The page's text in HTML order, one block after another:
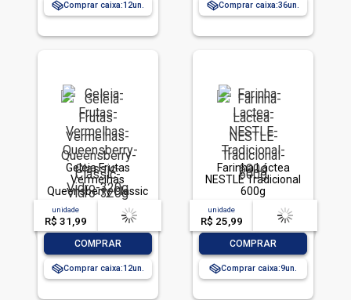
Comprar caixa:12 Comprar caixa:36
Geleia Frutas
Vermelhas
Queensberry Classic
Vidro 320g
unidade
R$ 31,99
acima de
-- --,--un.
COMPRAR
Comprar caixa:12
Farinha Láctea
NESTLÉ Tradicional
600g
unidade
R$ 25,99
acima de
-- --,--un.
COMPRAR
Comprar caixa:9